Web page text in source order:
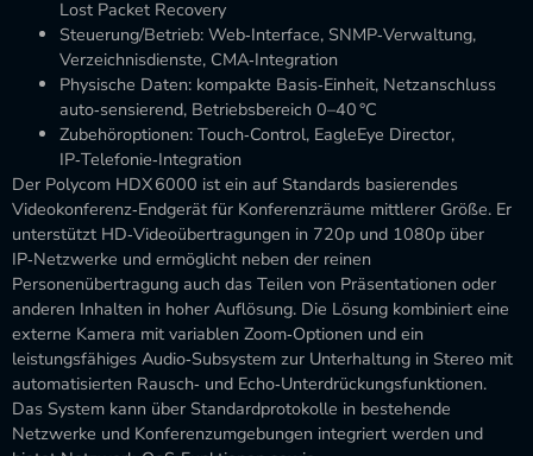
Lost Packet Recovery
Steuerung/Betrieb: Web‑Interface, SNMP‑Verwaltung,
Verzeichnisdienste, CMA‑Integration
Physische Daten: kompakte Basis‑Einheit, Netzanschluss
auto‑sensierend, Betriebsbereich 0–40 °C
Zubehöroptionen: Touch‑Control, EagleEye Director,
IP‑Telefonie‑Integration
Der Polycom HDX 6000 ist ein auf Standards basierendes
Videokonferenz‑Endgerät für Konferenzräume mittlerer Größe. Er
unterstützt HD‑Videoübertragungen in 720p und 1080p über
IP‑Netzwerke und ermöglicht neben der reinen
Personenübertragung auch das Teilen von Präsentationen oder
anderen Inhalten in hoher Auflösung. Die Lösung kombiniert eine
externe Kamera mit variablen Zoom‑Optionen und ein
leistungsfähiges Audio‑Subsystem zur Unterhaltung in Stereo mit
automatisierten Rausch‑ und Echo‑Unterdrückungsfunktionen.
Das System kann über Standardprotokolle in bestehende
Netzwerke und Konferenzumgebungen integriert werden und